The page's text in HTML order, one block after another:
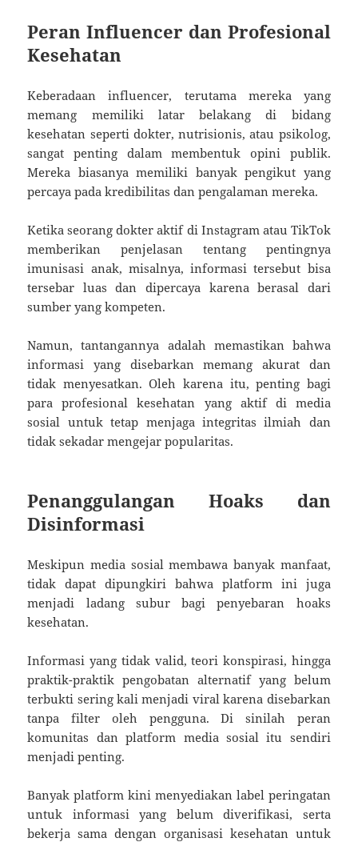
Peran Influencer dan Profesional
Kesehatan
Keberadaan influencer, terutama mereka yang
memang memiliki latar belakang di bidang
kesehatan seperti dokter, nutrisionis, atau psikolog,
sangat penting dalam membentuk opini publik.
Mereka biasanya memiliki banyak pengikut yang
percaya pada kredibilitas dan pengalaman mereka.
Ketika seorang dokter aktif di Instagram atau TikTok
memberikan penjelasan tentang pentingnya
imunisasi anak, misalnya, informasi tersebut bisa
tersebar luas dan dipercaya karena berasal dari
sumber yang kompeten.
Namun, tantangannya adalah memastikan bahwa
informasi yang disebarkan memang akurat dan
tidak menyesatkan. Oleh karena itu, penting bagi
para profesional kesehatan yang aktif di media
sosial untuk tetap menjaga integritas ilmiah dan
tidak sekadar mengejar popularitas.
Penanggulangan Hoaks dan
Disinformasi
Meskipun media sosial membawa banyak manfaat,
tidak dapat dipungkiri bahwa platform ini juga
menjadi ladang subur bagi penyebaran hoaks
kesehatan.
Informasi yang tidak valid, teori konspirasi, hingga
praktik-praktik pengobatan alternatif yang belum
terbukti sering kali menjadi viral karena disebarkan
tanpa filter oleh pengguna. Di sinilah peran
komunitas dan platform media sosial itu sendiri
menjadi penting.
Banyak platform kini menyediakan label peringatan
untuk informasi yang belum diverifikasi, serta
bekerja sama dengan organisasi kesehatan untuk